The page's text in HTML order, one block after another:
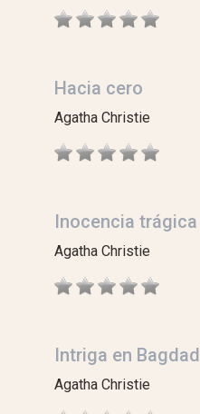
Hacia cero
Agatha Christie
Inocencia trágica
Agatha Christie
Intriga en Bagdad
Agatha Christie